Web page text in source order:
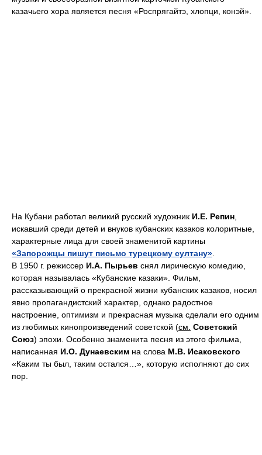
казачьего хора является песня «Роспрягайтэ, хлопци, конэй».
На Кубани работал великий русский художник И.Е. Репин
искавший среди детей и внуков кубанских казаков колоритные,
характерные лица для своей знаменитой картины
«Запорожцы пишут письмо турецкому султану»
В 1950 г. режиссер И.А. Пырьев снял лирическую комедию,
которая называлась «Кубанские казаки». Фильм,
рассказывающий о прекрасной жизни кубанских казаков, носил
явно пропагандистский характер, однако радостное
настроение, оптимизм и прекрасная музыка сделали его одним
из любимых кинопроизведений советской (см. Советский
Союз) эпохи. Особенно знаменита песня из этого фильма,
написанная И.О. Дунаевским на слова М.В. Исаковского
«Каким ты был, таким остался…», которую исполняют до сих
пор.